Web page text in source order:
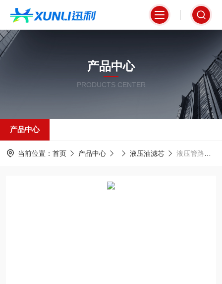
产品中心
PRODUCTS CENTER
产品中心
当前位置： 首页 产品中心 液压油滤芯 液压管路高压系统专用油滤芯0500D005BH3HC